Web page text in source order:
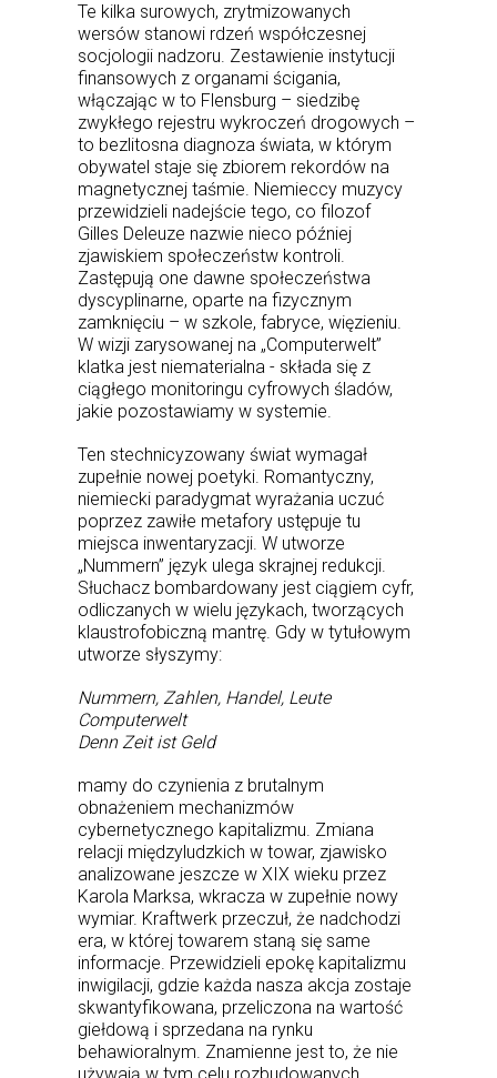
Te kilka surowych, zrytmizowanych
wersów stanowi rdzeń współczesnej
socjologii nadzoru. Zestawienie instytucji
finansowych z organami ścigania,
włączając w to Flensburg – siedzibę
zwykłego rejestru wykroczeń drogowych –
to bezlitosna diagnoza świata, w którym
obywatel staje się zbiorem rekordów na
magnetycznej taśmie. Niemieccy muzycy
przewidzieli nadejście tego, co filozof
Gilles Deleuze nazwie nieco później
zjawiskiem społeczeństw kontroli.
Zastępują one dawne społeczeństwa
dyscyplinarne, oparte na fizycznym
zamknięciu – w szkole, fabryce, więzieniu.
W wizji zarysowanej na „Computerwelt”
klatka jest niematerialna - składa się z
ciągłego monitoringu cyfrowych śladów,
jakie pozostawiamy w systemie.
Ten stechnicyzowany świat wymagał
zupełnie nowej poetyki. Romantyczny,
niemiecki paradygmat wyrażania uczuć
poprzez zawiłe metafory ustępuje tu
miejsca inwentaryzacji. W utworze
„Nummern” język ulega skrajnej redukcji.
Słuchacz bombardowany jest ciągiem cyfr,
odliczanych w wielu językach, tworzących
klaustrofobiczną mantrę. Gdy w tytułowym
utworze słyszymy:
Nummern, Zahlen, Handel, Leute
Computerwelt
Denn Zeit ist Geld
mamy do czynienia z brutalnym
obnażeniem mechanizmów
cybernetycznego kapitalizmu. Zmiana
relacji międzyludzkich w towar, zjawisko
analizowane jeszcze w XIX wieku przez
Karola Marksa, wkracza w zupełnie nowy
wymiar. Kraftwerk przeczuł, że nadchodzi
era, w której towarem staną się same
informacje. Przewidzieli epokę kapitalizmu
inwigilacji, gdzie każda nasza akcja zostaje
skwantyfikowana, przeliczona na wartość
giełdową i sprzedana na rynku
behawioralnym. Znamienne jest to, że nie